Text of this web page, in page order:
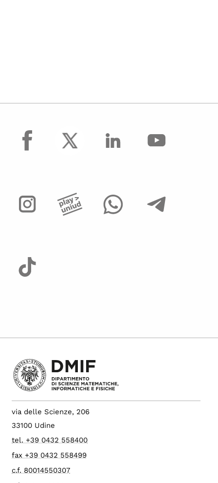
facebook
via delle Scienze, 206
33100 Udine
tel. +39 0432 558400
fax +39 0432 558499
c.f. 80014550307